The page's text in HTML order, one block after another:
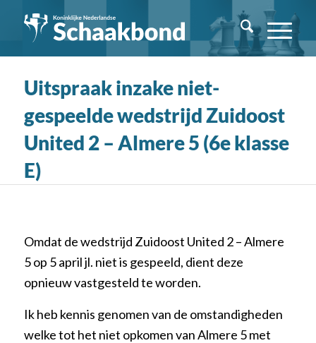
Uitspraak inzake niet-
gespeelde wedstrijd Zuidoost
United 2 – Almere 5 (6e klasse
E)
Omdat de wedstrijd Zuidoost United 2 – Almere
5 op 5 april jl. niet is gespeeld, dient deze
opnieuw vastgesteld te worden.
Ik heb kennis genomen van de omstandigheden
welke tot het niet opkomen van Almere 5 met